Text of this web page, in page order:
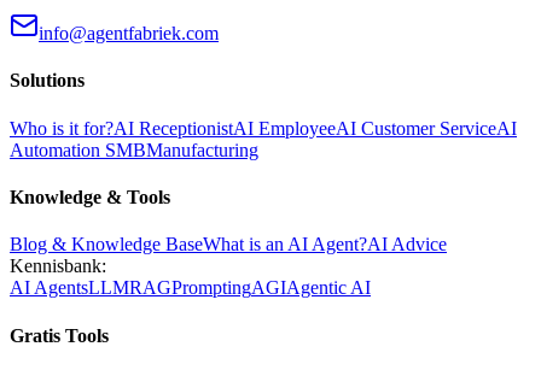
info@agentfabriek.com
Solutions
Who is it for?AI ReceptionistAI EmployeeAI Customer ServiceAI
Automation SMBManufacturing
Knowledge & Tools
Blog & Knowledge BaseWhat is an AI Agent?AI Advice
Kennisbank:
AI AgentsLLMRAGPromptingAGIAgentic AI
Gratis Tools